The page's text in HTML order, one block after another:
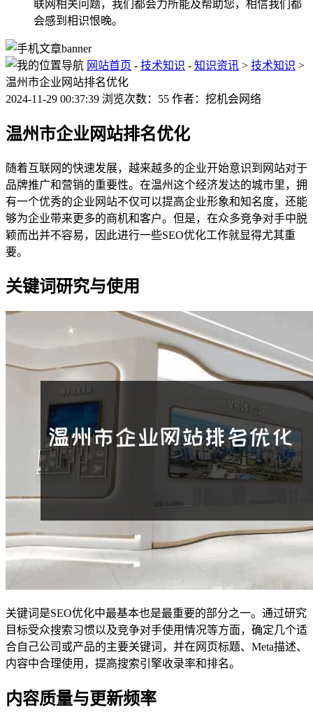
联网相关问题，我们都会力所能及帮助您，相信我们都
会感到相识恨晚。
网站首页 - 技术知识 - 知识资讯 > 技术知识 >
温州市企业网站排名优化
2024-11-29 00:37:39 浏览次数：55 作者：挖机会网络
温州市企业网站排名优化
随着互联网的快速发展，越来越多的企业开始意识到网站对于
品牌推广和营销的重要性。在温州这个经济发达的城市里，拥
有一个优秀的企业网站不仅可以提高企业形象和知名度，还能
够为企业带来更多的商机和客户。但是，在众多竞争对手中脱
颖而出并不容易，因此进行一些SEO优化工作就显得尤其重
要。
关键词研究与使用
关键词是SEO优化中最基本也是最重要的部分之一。通过研究
目标受众搜索习惯以及竞争对手使用情况等方面，确定几个适
合自己公司或产品的主要关键词，并在网页标题、Meta描述、
内容中合理使用，提高搜索引擎收录率和排名。
内容质量与更新频率